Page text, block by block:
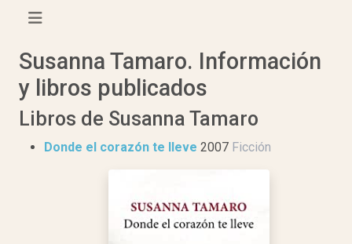
Susanna Tamaro. Información
y libros publicados
Libros de Susanna Tamaro
Donde el corazón te lleve 2007 Ficción